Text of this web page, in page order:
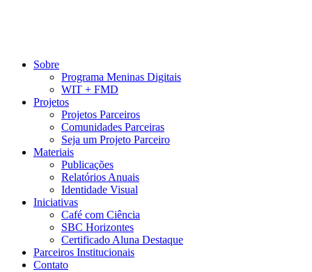
Sobre
Programa Meninas Digitais
WIT + FMD
Projetos
Projetos Parceiros
Comunidades Parceiras
Seja um Projeto Parceiro
Materiais
Publicações
Relatórios Anuais
Identidade Visual
Iniciativas
Café com Ciência
SBC Horizontes
Certificado Aluna Destaque
Parceiros Institucionais
Contato